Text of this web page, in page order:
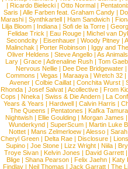
| Ricardo Bielecki | Otto Normal |
Saris | Alle Farben feat. Graham Candy |
Marashi | Synthkartell | Ham Sandwich |
Lilja Bloom | Indiana | Sofi de la Torre |
Felidae Trick | Eau Rouge | Michel van
Secondcity |Eisenhauer |Woody Pitney |
Malinchak |Porter Robinson | Iggy and
Oliver Heldens |Steve Angello |As Animals
Lary | Grace | Adrenaline Rush | Tom
Nervous Nellie | Dee Dee Bridgewater |
Commons |Vegas |Maraaya |Wretch 32 |
Avener | Colbie Caillat | Conchita Wurst |
Rhonda | Josef Salvat | Acollective | From
Cops | Nneka | Swiss & Die Andern | La
Years & Years |Hardwell |Calvin Harris |
The Queens | Pentatones | Kafka Tamura
Nightwish |Ellie Goulding |Morgan James
Wunderkynd | SuperScum | Martin Luke
Nottet |Mans Zelmerloew |Alesso |
Cheryl Green |Delta Rae |Disclosure |
Supino |Joe Stone |Lizz Wright |Niila |
Troye Sivan | Kelvin Jones | David Garrett
Blige | Shana Pearson | Felix Jaehn | Katy
Findlay |Neil Thomas |Jack Garratt |The